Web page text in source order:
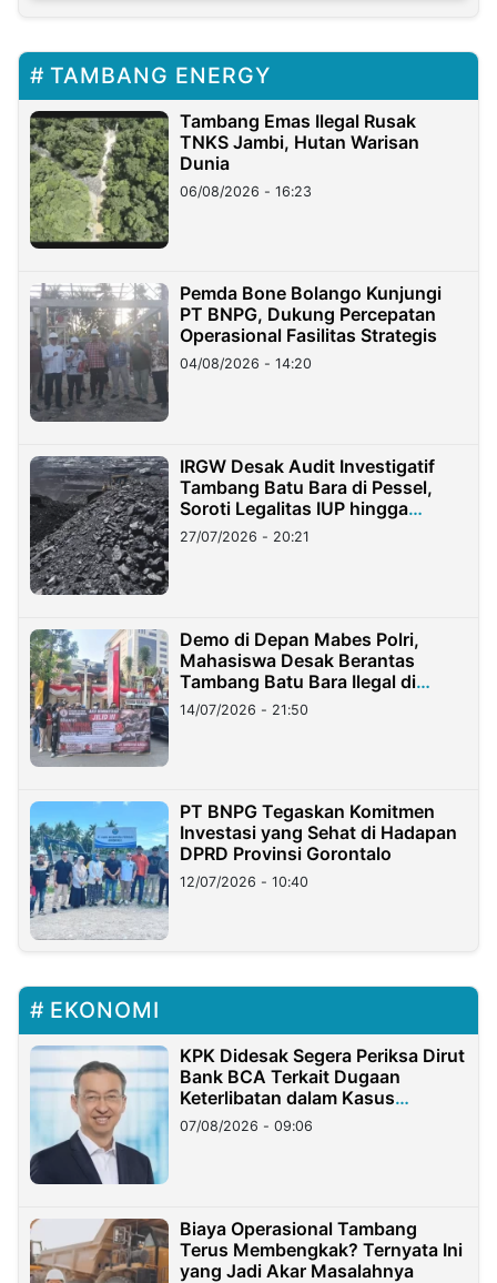
TAMBANG ENERGY
Tambang Emas Ilegal Rusak
TNKS Jambi, Hutan Warisan
Dunia
06/08/2026 - 16:23
Pemda Bone Bolango Kunjungi
PT BNPG, Dukung Percepatan
Operasional Fasilitas Strategis
04/08/2026 - 14:20
IRGW Desak Audit Investigatif
Tambang Batu Bara di Pessel,
Soroti Legalitas IUP hingga
Stockpile
27/07/2026 - 20:21
Demo di Depan Mabes Polri,
Mahasiswa Desak Berantas
Tambang Batu Bara Ilegal di
Lampung
14/07/2026 - 21:50
PT BNPG Tegaskan Komitmen
Investasi yang Sehat di Hadapan
DPRD Provinsi Gorontalo
12/07/2026 - 10:40
EKONOMI
KPK Didesak Segera Periksa Dirut
Bank BCA Terkait Dugaan
Keterlibatan dalam Kasus
Hilangnya Dana Nasabah Rp2,58
Miliar
07/08/2026 - 09:06
Biaya Operasional Tambang
Terus Membengkak? Ternyata Ini
yang Jadi Akar Masalahnya